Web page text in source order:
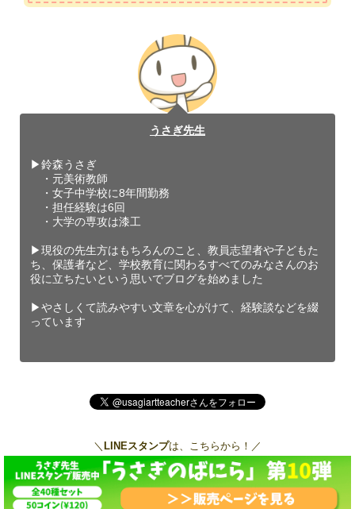
うさぎ先生
▶︎鈴森うさぎ
・元美術教師
・女子中学校に8年間勤務
・担任経験は6回
・大学の専攻は漆工
▶︎現役の先生方はもちろんのこと、教員志望者や子どもた
ち、保護者など、学校教育に関わるすべてのみなさんのお
役に立ちたいという思いでブログを始めました
▶︎やさしくて読みやすい文章を心がけて、経験談などを綴
っています
＼ LINEスタンプは、こちらから！／